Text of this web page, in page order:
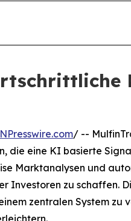
/ --
die eine KI basierte
Marktanalysen und
Investoren zu schaffen.
zentralen System zu